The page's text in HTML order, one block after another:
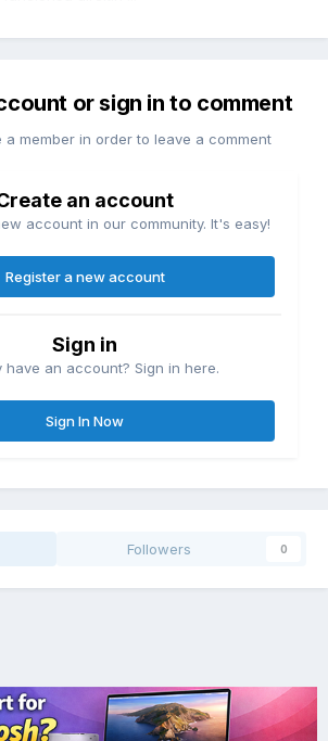
or sign in to comment
a member in order to leave a comment
an account
account in our community. It's easy!
Register a new account
Sign in
have an account? Sign in here.
Sign In Now
Followers 0